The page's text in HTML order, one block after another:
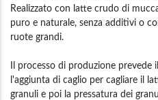
Realizzato con latte crudo di
puro e naturale, senza additivi o
ruote grandi.
Il processo di produzione prevede
l'aggiunta di caglio per cagliare il
granuli e poi la pressatura dei